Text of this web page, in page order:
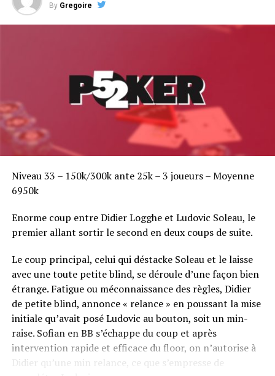
By Gregoire
Niveau 33 – 150k/300k ante 25k – 3 joueurs – Moyenne
6950k
Enorme coup entre Didier Logghe et Ludovic Soleau, le
premier allant sortir le second en deux coups de suite.
Le coup principal, celui qui déstacke Soleau et le laisse
avec une toute petite blind, se déroule d’une façon bien
étrange. Fatigue ou méconnaissance des règles, Didier
de petite blind, annonce « relance » en poussant la mise
initiale qu’avait posé Ludovic au bouton, soit un min-
raise. Sofian en BB s’échappe du coup et après
intervention rapide et efficace du floor, on n’autorise à
Didier qu’une min relance, ce que s’empresse de